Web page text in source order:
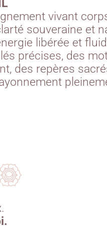
vivant
souveraine et
libérée et
précises, des
des repères